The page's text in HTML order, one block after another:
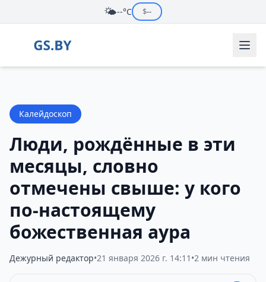
🌤️--°C $--
Калейдоскоп
Люди, рождённые в эти
месяцы, словно
отмечены свыше: у кого
по-настоящему
божественная аура
Дежурный редактор•21 января 2026 г. 14:11 •2 мин чтения